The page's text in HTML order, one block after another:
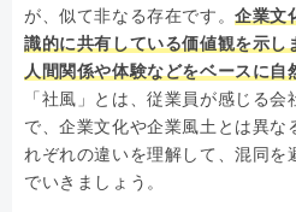
が、似て非なる存在です。企業文
識的に共有している価値観を示し
人間関係や体験などをベースに自
「社風」とは、従業員が感じる会
で、企業文化や企業風土とは異な
れぞれの違いを理解して、混同を
でいきましょう。